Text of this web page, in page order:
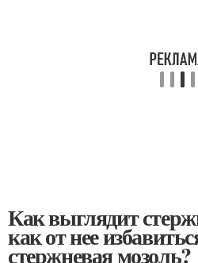
Как выглядит
как от нее
стержневая мозоль?